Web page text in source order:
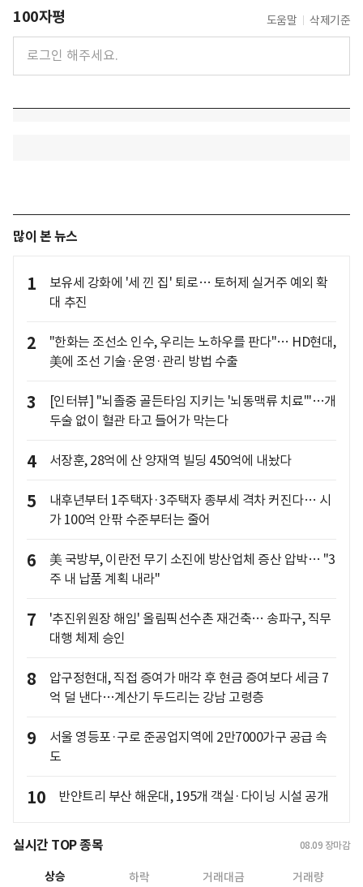
100자평 도움말 삭제기준
많이 본 뉴스
1
보유세 강화에 '세 낀 집' 퇴로… 토허제 실거주 예외 확
대 추진
2
"한화는 조선소 인수, 우리는 노하우를 판다"… HD현대,
美에 조선 기술·운영·관리 방법 수출
3
[인터뷰] "뇌졸중 골든타임 지키는 '뇌동맥류 치료'"…개
두술 없이 혈관 타고 들어가 막는다
4 서장훈, 28억에 산 양재역 빌딩 450억에 내놨다
5
내후년부터 1주택자·3주택자 종부세 격차 커진다… 시
가 100억 안팎 수준부터는 줄어
6
美 국방부, 이란전 무기 소진에 방산업체 증산 압박… "3
주 내 납품 계획 내라"
7
'추진위원장 해임' 올림픽선수촌 재건축… 송파구, 직무
대행 체제 승인
8
압구정현대, 직접 증여가 매각 후 현금 증여보다 세금 7
억 덜 낸다…계산기 두드리는 강남 고령층
9
서울 영등포·구로 준공업지역에 2만7000가구 공급 속
도
10 반얀트리 부산 해운대, 195개 객실·다이닝 시설 공개
실시간 TOP 종목 08.09 장마감
상승 하락 거래대금 거래량